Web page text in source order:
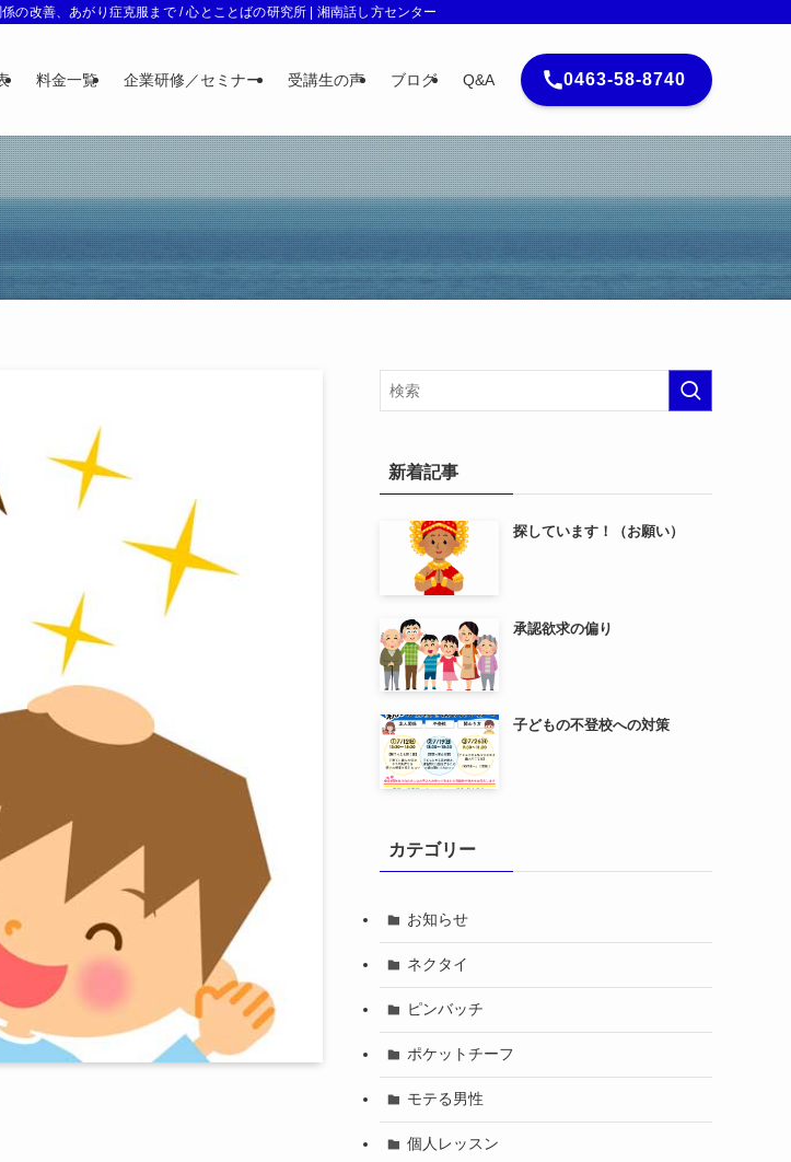
の改善、あがり症克服まで / 心とことばの研究所 | 湘南話し方センター
料金一覧 企業研修／セミナー 受講生の声 ブログ Q&A 0463-58-8740
新着記事
探しています！（お願い）
承認欲求の偏り
子どもの不登校への対策
カテゴリー
お知らせ
ネクタイ
ピンバッチ
ポケットチーフ
モテる男性
個人レッスン